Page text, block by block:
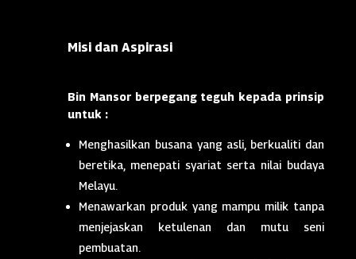
Misi dan Aspirasi
Bin Mansor berpegang teguh kepada prinsip
untuk :
Menghasilkan busana yang asli, berkualiti dan
beretika, menepati syariat serta nilai budaya
Melayu.
Menawarkan produk yang mampu milik tanpa
menjejaskan ketulenan dan mutu seni
pembuatan.